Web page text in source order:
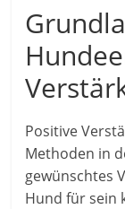
Positive
Methoden in
gewünschtes
Hund für sein